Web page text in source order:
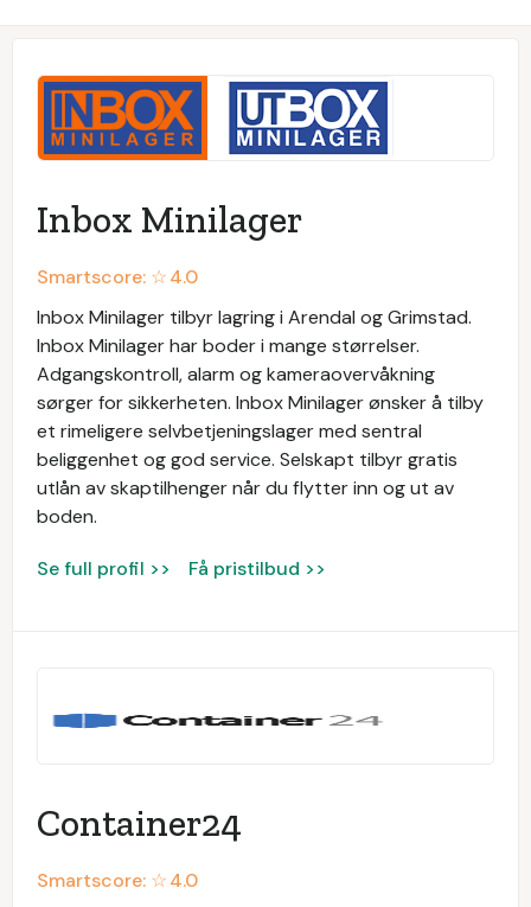
Inbox Minilager
Smartscore: ☆4.0
Inbox Minilager tilbyr lagring i Arendal og Grimstad.
Inbox Minilager har boder i mange størrelser.
Adgangskontroll, alarm og kameraovervåkning
sørger for sikkerheten. Inbox Minilager ønsker å tilby
et rimeligere selvbetjeningslager med sentral
beliggenhet og god service. Selskapt tilbyr gratis
utlån av skaptilhenger når du flytter inn og ut av
boden.
Se full profil >> Få pristilbud >>
Container24
Smartscore: ☆4.0